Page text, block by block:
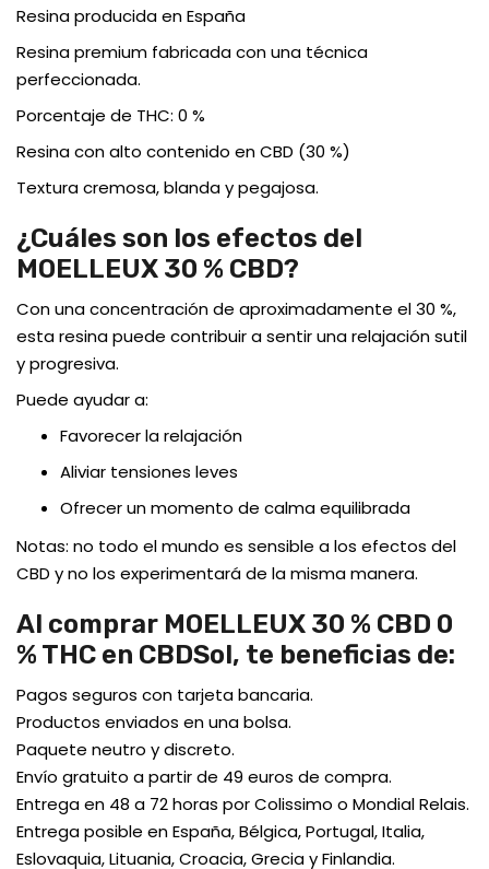
Resina producida en España
Resina premium fabricada con una técnica
perfeccionada.
Porcentaje de THC: 0 %
Resina con alto contenido en CBD (30 %)
Textura cremosa, blanda y pegajosa.
¿Cuáles son los efectos del
MOELLEUX 30 % CBD?
Con una concentración de aproximadamente el 30 %,
esta resina puede contribuir a sentir una relajación sutil
y progresiva.
Puede ayudar a:
Favorecer la relajación
Aliviar tensiones leves
Ofrecer un momento de calma equilibrada
Notas: no todo el mundo es sensible a los efectos del
CBD y no los experimentará de la misma manera.
Al comprar MOELLEUX 30 % CBD 0
% THC en CBDSol, te beneficias de:
Pagos seguros con tarjeta bancaria.
Productos enviados en una bolsa.
Paquete neutro y discreto.
Envío gratuito a partir de 49 euros de compra.
Entrega en 48 a 72 horas por Colissimo o Mondial Relais.
Entrega posible en España, Bélgica, Portugal, Italia,
Eslovaquia, Lituania, Croacia, Grecia y Finlandia.